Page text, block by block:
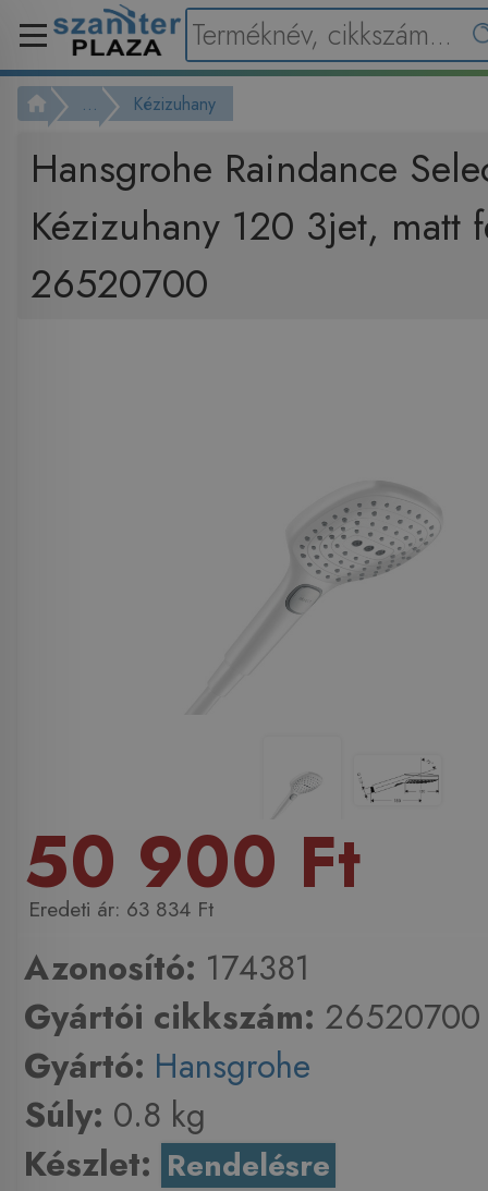
... Kézizuhany
Hansgrohe Raindance
Kézizuhany 120 3jet, matt
26520700
50 900 Ft
63 834 Ft
Azonosító: 174381
Gyártói cikkszám: 26520700
Gyártó: Hansgrohe
Súly: 0.8 kg
Készlet: Rendelésre